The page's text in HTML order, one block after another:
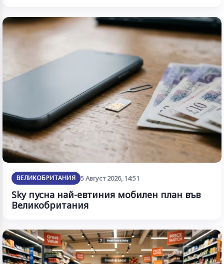
ВЕЛИКОБРИТАНИЯ 5 Август 2026, 14:51
Sky пусна най-евтиния мобилен план във
Великобритания